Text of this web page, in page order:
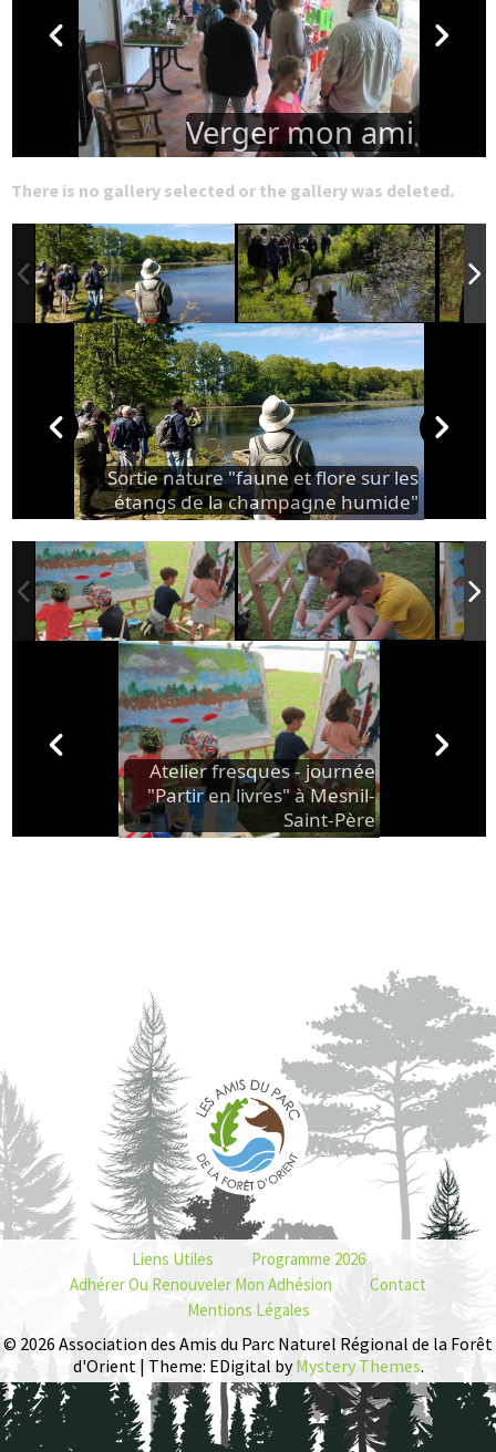
Verger mon ami
There is no gallery selected or the gallery was deleted.
Sortie nature "faune et flore sur les
étangs de la champagne humide"
Atelier fresques - journée
"Partir en livres" à Mesnil-
Saint-Père
Liens Utiles
Programme 2026
Adhérer Ou Renouveler Mon Adhésion
Contact
Mentions Légales
© 2026 Association des Amis du Parc Naturel Régional de la Forêt
d'Orient | Theme: EDigital byMystery Themes.